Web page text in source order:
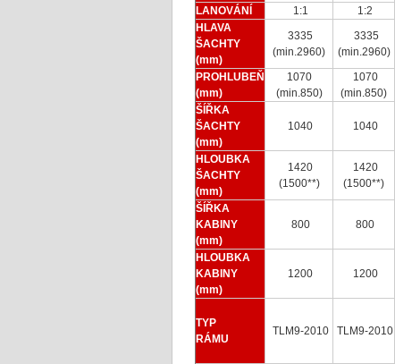
LANOVÁNÍ 1:1 1:2
HLAVA
ŠACHTY
(mm)
3335
(min.2960)
3335
(min.2960)
PROHLUBEŇ
(mm)
1070
(min.850)
1070
(min.850)
ŠÍŘKA
ŠACHTY
(mm)
1040 1040
HLOUBKA
ŠACHTY
(mm)
1420
(1500**)
1420
(1500**)
ŠÍŘKA
KABINY
(mm)
800 800
HLOUBKA
KABINY
(mm)
1200 1200
TYP
RÁMU
TLM9-2010 TLM9-2010